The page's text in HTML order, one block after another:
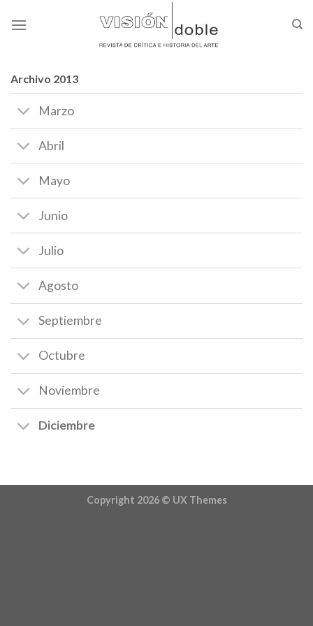
Archivo 2013
Marzo
Abril
Mayo
Junio
Julio
Agosto
Septiembre
Octubre
Noviembre
Diciembre
Copyright 2026 © UX Themes